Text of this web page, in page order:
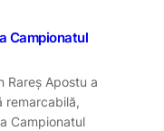
Campionatul
Rareș Apostu a
remarcabilă,
Campionatul